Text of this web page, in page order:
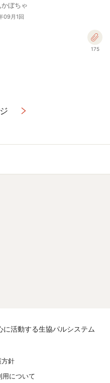
ぼちゃ
09月1回
175
に活動する生協パルシステム
方針
について